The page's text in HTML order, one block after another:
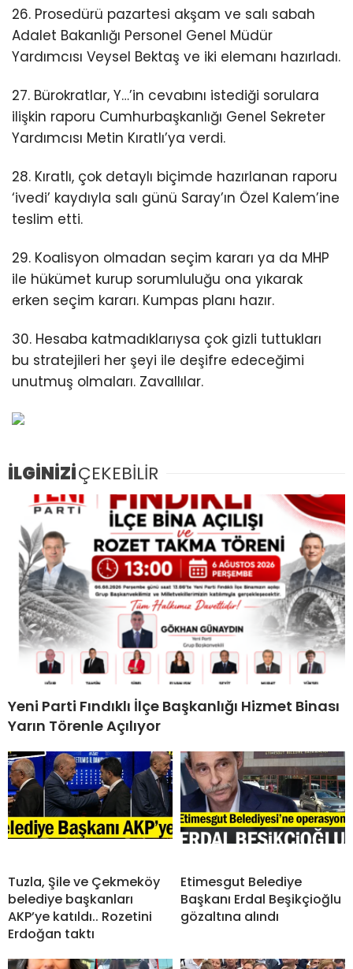
26. Prosedürü pazartesi akşam ve salı sabah
Adalet Bakanlığı Personel Genel Müdür
Yardımcısı Veysel Bektaş ve iki elemanı hazırladı.
27. Bürokratlar, Y…’in cevabını istediği sorulara
ilişkin raporu Cumhurbaşkanlığı Genel Sekreter
Yardımcısı Metin Kıratlı’ya verdi.
28. Kıratlı, çok detaylı biçimde hazırlanan raporu
‘ivedi’ kaydıyla salı günü Saray’ın Özel Kalem’ine
teslim etti.
29. Koalisyon olmadan seçim kararı ya da MHP
ile hükümet kurup sorumluluğu ona yıkarak
erken seçim kararı. Kumpas planı hazır.
30. Hesaba katmadıklarıysa çok gizli tuttukları
bu stratejileri her şeyi ile deşifre edeceğimi
unutmuş olmaları. Zavallılar.
İLGİNİZİÇEKEBİLİR
Yeni Parti Fındıklı İlçe Başkanlığı Hizmet Binası
Yarın Törenle Açılıyor
Tuzla, Şile ve Çekmeköy
belediye başkanları
AKP’ye katıldı.. Rozetini
Erdoğan taktı
Etimesgut Belediye
Başkanı Erdal Beşikçioğlu
gözaltına alındı